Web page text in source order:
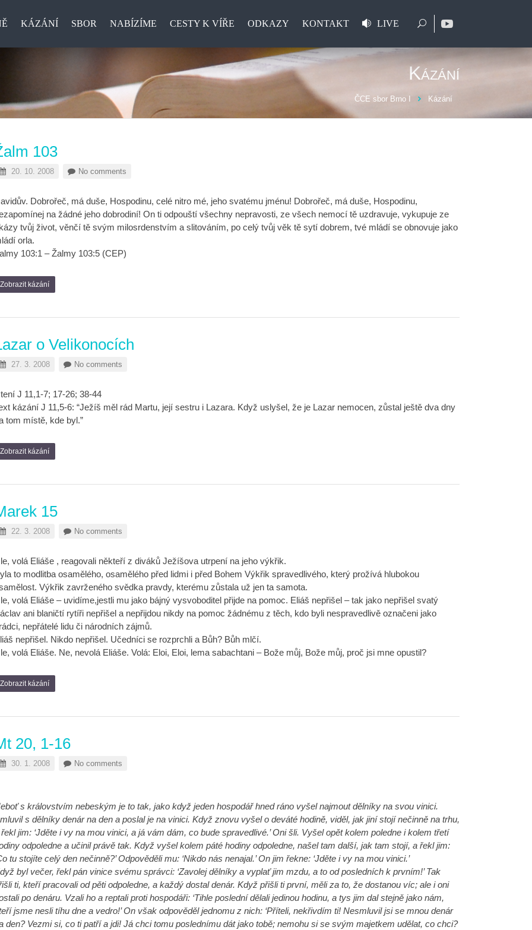
KÁZÁNÍ SBOR NABÍZÍME CESTY K VÍŘE ODKAZY KONTAKT LIVE
Kázání
ČCE sbor Brno I Kázání
103
20. 10. 2008 No comments
Dobrořeč, má duše, Hospodinu, celé nitro mé, jeho svatému jménu! Dobrořeč, má duše, Hospodinu,
na žádné jeho dobrodiní! On ti odpouští všechny nepravosti, ze všech nemocí tě uzdravuje, vykupuje ze
tvůj život, věnčí tě svým milosrdenstvím a slitováním, po celý tvůj věk tě sytí dobrem, tvé mládí se obnovuje jako
orla.
103:1 – Žalmy 103:5 (CEP)
Zobrazit kázání
o Velikonocích
27. 3. 2008 No comments
J 11,1-7; 17-26; 38-44
kázání J 11,5-6: “Ježíš měl rád Martu, její sestru i Lazara. Když uslyšel, že je Lazar nemocen, zůstal ještě dva dny
tom místě, kde byl.”
Zobrazit kázání
15
22. 3. 2008 No comments
volá Eliáše , reagovali někteří z diváků Ježíšova utrpení na jeho výkřik.
to modlitba osamělého, osamělého před lidmi i před Bohem Výkřik spravedlivého, který prožívá hlubokou
Výkřik zavrženého svědka pravdy, kterému zůstala už jen ta samota.
volá Eliáše – uvidíme,jestli mu jako bájný vysvoboditel přijde na pomoc. Eliáš nepřišel – tak jako nepřišel svatý
ani blaničtí rytíři nepřišel a nepřijdou nikdy na pomoc žádnému z těch, kdo byli nespravedlivě označeni jako
nepřátelé lidu či národních zájmů.
nepřišel. Nikdo nepřišel. Učedníci se rozprchli a Bůh? Bůh mlčí.
volá Eliáše. Ne, nevolá Eliáše. Volá: Eloi, Eloi, lema sabachtani – Bože můj, Bože můj, proč jsi mne opustil?
Zobrazit kázání
20, 1-16
30. 1. 2008 No comments
s královstvím nebeským je to tak, jako když jeden hospodář hned ráno vyšel najmout dělníky na svou vinici.
s dělníky denár na den a poslal je na vinici. Když znovu vyšel o deváté hodině, viděl, jak jiní stojí nečinně na trhu,
jim: ‘Jděte i vy na mou vinici, a já vám dám, co bude spravedlivé.’ Oni šli. Vyšel opět kolem poledne i kolem třetí
odpoledne a učinil právě tak. Když vyšel kolem páté hodiny odpoledne, našel tam další, jak tam stojí, a řekl jim:
tu stojíte celý den nečinně?’ Odpověděli mu: ‘Nikdo nás nenajal.’ On jim řekne: ‘Jděte i vy na mou vinici.’
byl večer, řekl pán vinice svému správci: ‘Zavolej dělníky a vyplať jim mzdu, a to od posledních k prvním!’ Tak
ti, kteří pracovali od pěti odpoledne, a každý dostal denár. Když přišli ti první, měli za to, že dostanou víc; ale i oni
po denáru. Vzali ho a reptali proti hospodáři: ‘Tihle poslední dělali jedinou hodinu, a tys jim dal stejně jako nám,
jsme nesli tíhu dne a vedro!’ On však odpověděl jednomu z nich: ‘Příteli, nekřivdím ti! Nesmluvil jsi se mnou denár
den? Vezmi si, co ti patří a jdi! Já chci tomu poslednímu dát jako tobě; nemohu si se svým majetkem udělat, co chci?